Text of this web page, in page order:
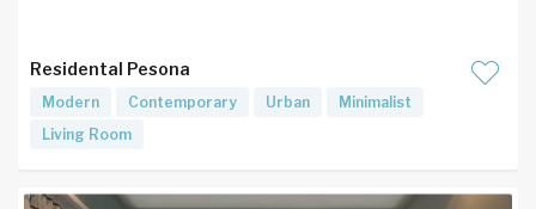
Residental Pesona
Modern Contemporary Urban
Minimalist
Living Room